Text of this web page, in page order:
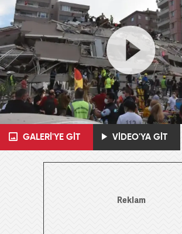
GALERİ'YE GİT VİDEO'YA GİT